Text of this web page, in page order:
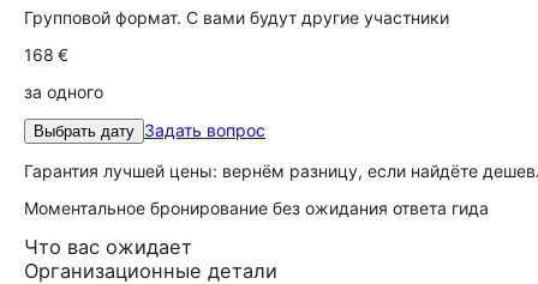
Групповой формат. С вами будут другие участники
168 €
за одного
Выбрать дату Задать вопрос
Гарантия лучшей цены: вернём разницу, если найдёте
Моментальное бронирование без ожидания ответа гида
Что вас ожидает
Организационные детали